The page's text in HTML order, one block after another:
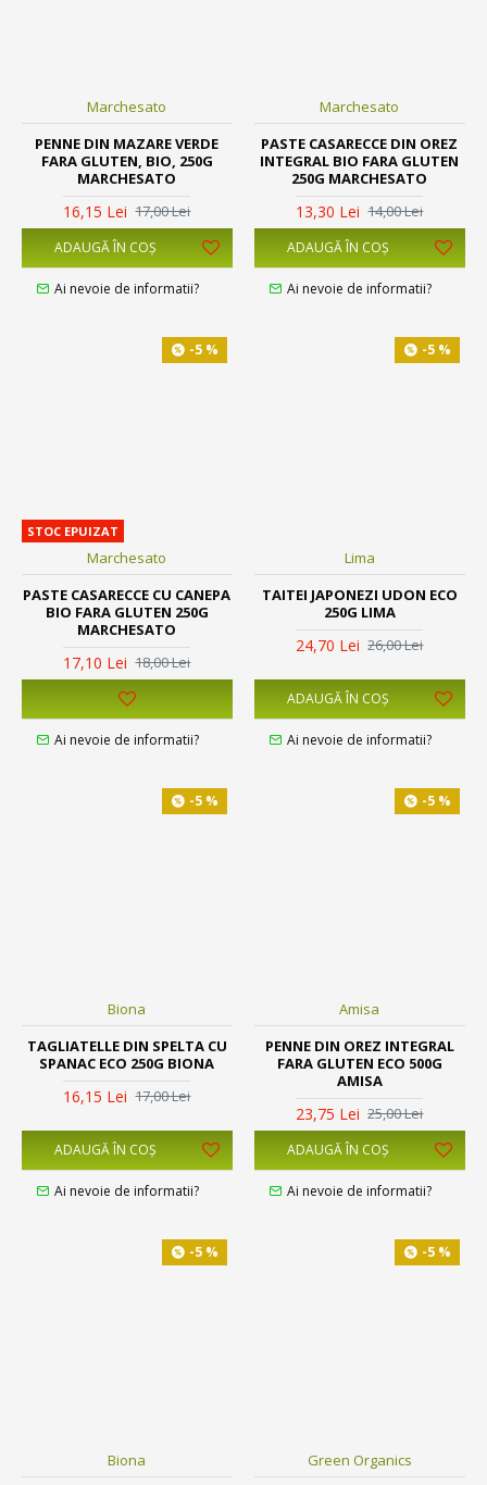
Marchesato
PENNE DIN MAZARE VERDE
FARA GLUTEN, BIO, 250G
MARCHESATO
16,15 Lei 17,00 Lei
ADAUGĂ ÎN COŞ
Ai nevoie de informatii?
Marchesato
PASTE CASARECCE DIN OREZ
INTEGRAL BIO FARA GLUTEN
250G MARCHESATO
13,30 Lei 14,00 Lei
ADAUGĂ ÎN COŞ
Ai nevoie de informatii?
-5 %
STOC EPUIZAT
Marchesato
PASTE CASARECCE CU CANEPA
BIO FARA GLUTEN 250G
MARCHESATO
17,10 Lei 18,00 Lei
Ai nevoie de informatii?
-5 %
Lima
TAITEI JAPONEZI UDON ECO
250G LIMA
24,70 Lei 26,00 Lei
ADAUGĂ ÎN COŞ
Ai nevoie de informatii?
-5 %
Biona
TAGLIATELLE DIN SPELTA CU
SPANAC ECO 250G BIONA
16,15 Lei 17,00 Lei
ADAUGĂ ÎN COŞ
Ai nevoie de informatii?
-5 %
Amisa
PENNE DIN OREZ INTEGRAL
FARA GLUTEN ECO 500G
AMISA
23,75 Lei 25,00 Lei
ADAUGĂ ÎN COŞ
Ai nevoie de informatii?
-5 %
Biona
-5 %
Green Organics